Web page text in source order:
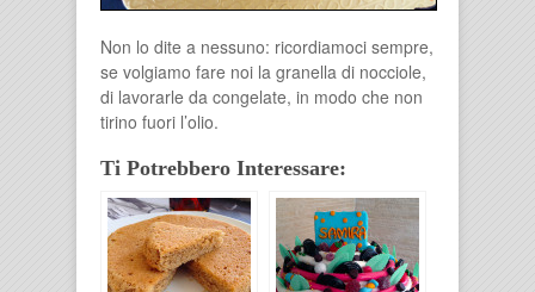
Non lo dite a nessuno: ricordiamoci sempre,
se volgiamo fare noi la granella di nocciole,
di lavorarle da congelate, in modo che non
tirino fuori l’olio.
Ti Potrebbero Interessare: